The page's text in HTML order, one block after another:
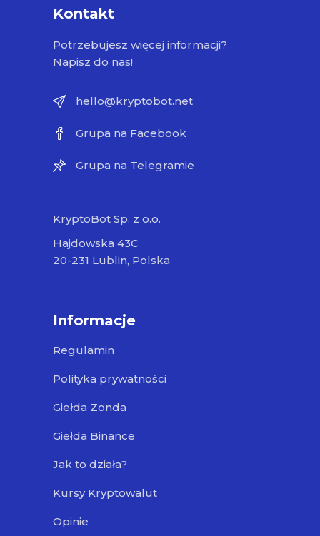
Kontakt
Potrzebujesz więcej informacji?
Napisz do nas!
hello@kryptobot.net
Grupa na Facebook
Grupa na Telegramie
KryptoBot Sp. z o.o.
Hajdowska 43C
20-231 Lublin, Polska
Informacje
Regulamin
Polityka prywatności
Giełda Zonda
Giełda Binance
Jak to działa?
Kursy Kryptowalut
Opinie